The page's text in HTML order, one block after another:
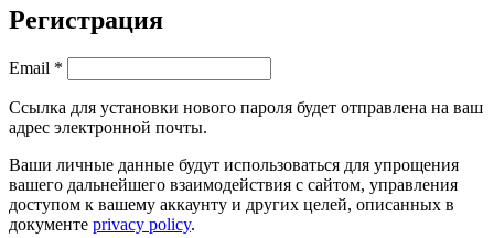
Регистрация
Email *
Ссылка для установки нового пароля будет отправлена ​​на ваш
адрес электронной почты.
Ваши личные данные будут использоваться для упрощения
вашего дальнейшего взаимодействия с сайтом, управления
доступом к вашему аккаунту и других целей, описанных в
документе privacy policy.